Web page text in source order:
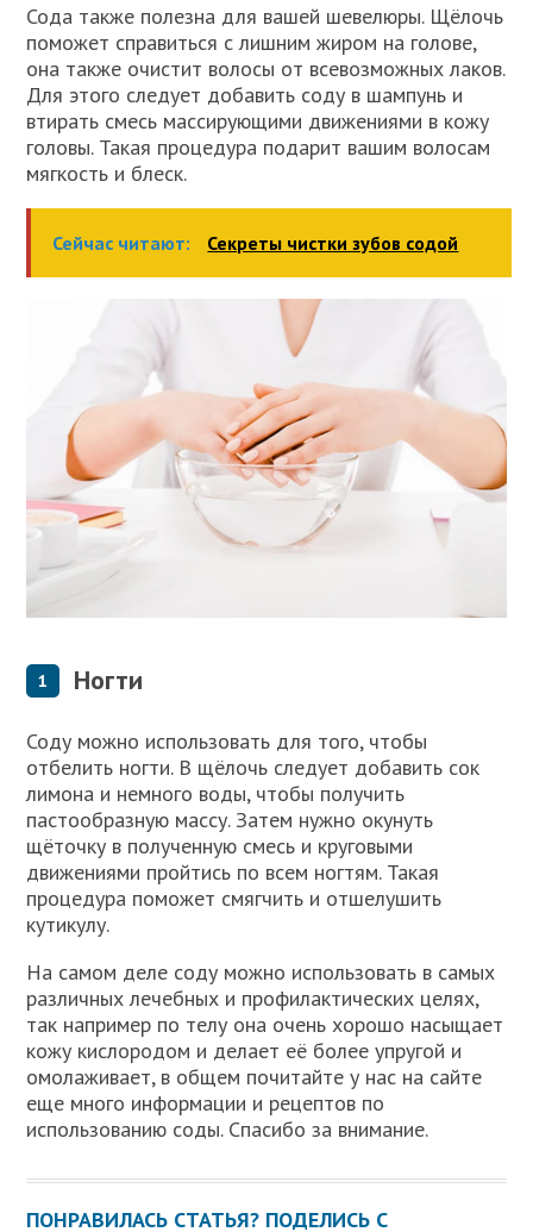
Сода также полезна для вашей шевелюры. Щёлочь
поможет справиться с лишним жиром на голове,
она также очистит волосы от всевозможных лаков.
Для этого следует добавить соду в шампунь и
втирать смесь массирующими движениями в кожу
головы. Такая процедура подарит вашим волосам
мягкость и блеск.
Сейчас читают: Секреты чистки зубов содой
Ногти
Соду можно использовать для того, чтобы
отбелить ногти. В щёлочь следует добавить сок
лимона и немного воды, чтобы получить
пастообразную массу. Затем нужно окунуть
щёточку в полученную смесь и круговыми
движениями пройтись по всем ногтям. Такая
процедура поможет смягчить и отшелушить
кутикулу.
На самом деле соду можно использовать в самых
различных лечебных и профилактических целях,
так например по телу она очень хорошо насыщает
кожу кислородом и делает её более упругой и
омолаживает, в общем почитайте у нас на сайте
еще много информации и рецептов по
использованию соды. Спасибо за внимание.
ПОНРАВИЛАСЬ СТАТЬЯ? ПОДЕЛИСЬ С